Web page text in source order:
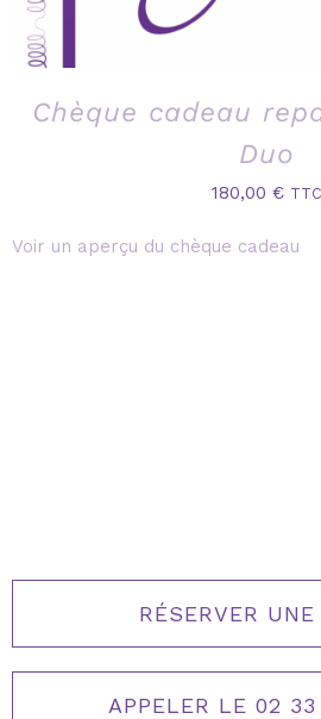
Chèque cadeau
Duo
180,00 € TTC
Voir un aperçu du chèque cadeau
RÉSERVER
APPELER LE 02